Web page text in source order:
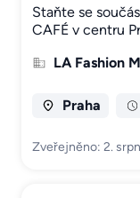
Staňte se
CAFÉ v centru
LA Fashion
Praha
Zveřejněno: 2.